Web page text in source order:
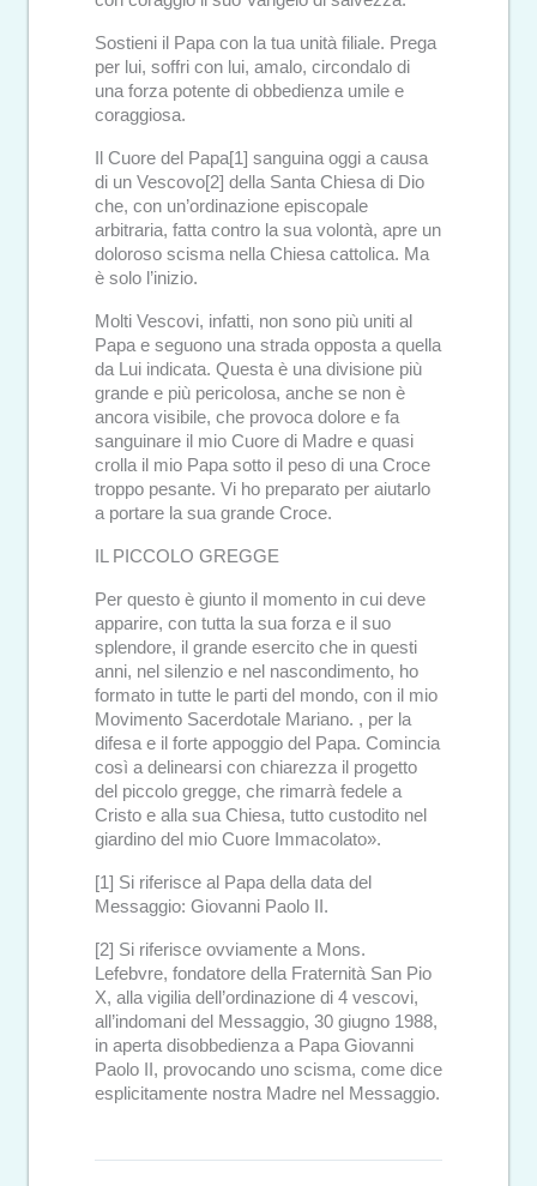
Sostieni il Papa con la tua unità filiale. Prega
per lui, soffri con lui, amalo, circondalo di
una forza potente di obbedienza umile e
coraggiosa.
Il Cuore del Papa[1] sanguina oggi a causa
di un Vescovo[2] della Santa Chiesa di Dio
che, con un’ordinazione episcopale
arbitraria, fatta contro la sua volontà, apre un
doloroso scisma nella Chiesa cattolica. Ma
è solo l’inizio.
Molti Vescovi, infatti, non sono più uniti al
Papa e seguono una strada opposta a quella
da Lui indicata. Questa è una divisione più
grande e più pericolosa, anche se non è
ancora visibile, che provoca dolore e fa
sanguinare il mio Cuore di Madre e quasi
crolla il mio Papa sotto il peso di una Croce
troppo pesante. Vi ho preparato per aiutarlo
a portare la sua grande Croce.
IL PICCOLO GREGGE
Per questo è giunto il momento in cui deve
apparire, con tutta la sua forza e il suo
splendore, il grande esercito che in questi
anni, nel silenzio e nel nascondimento, ho
formato in tutte le parti del mondo, con il mio
Movimento Sacerdotale Mariano. , per la
difesa e il forte appoggio del Papa. Comincia
così a delinearsi con chiarezza il progetto
del piccolo gregge, che rimarrà fedele a
Cristo e alla sua Chiesa, tutto custodito nel
giardino del mio Cuore Immacolato».
[1] Si riferisce al Papa della data del
Messaggio: Giovanni Paolo II.
[2] Si riferisce ovviamente a Mons.
Lefebvre, fondatore della Fraternità San Pio
X, alla vigilia dell’ordinazione di 4 vescovi,
all’indomani del Messaggio, 30 giugno 1988,
in aperta disobbedienza a Papa Giovanni
Paolo II, provocando uno scisma, come dice
esplicitamente nostra Madre nel Messaggio.